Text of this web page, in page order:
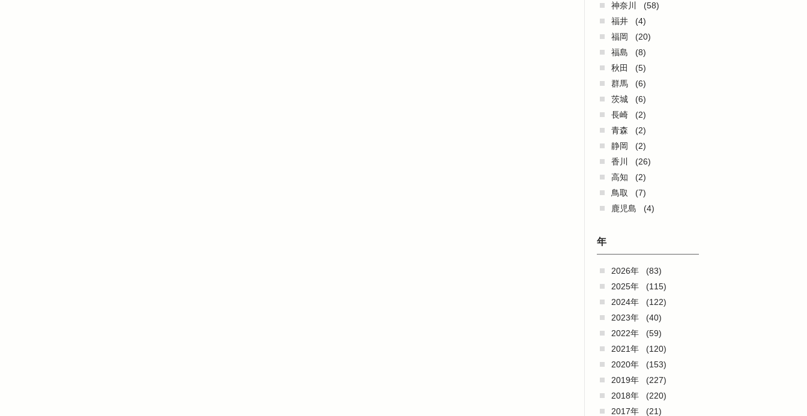
神奈川
(58)
福井
(4)
福岡
(20)
福島
(8)
秋田
(5)
群馬
(6)
茨城
(6)
長崎
(2)
青森
(2)
静岡
(2)
香川
(26)
高知
(2)
鳥取
(7)
鹿児島
(4)
年
2026年
(83)
2025年
(115)
2024年
(122)
2023年
(40)
2022年
(59)
2021年
(120)
2020年
(153)
2019年
(227)
2018年
(220)
2017年
(21)